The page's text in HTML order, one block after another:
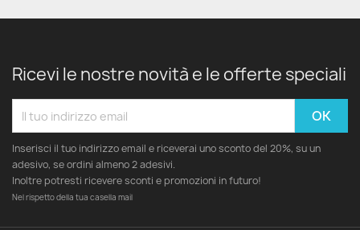
Ricevi le nostre novità e le offerte speciali
Inserisci il tuo indirizzo email e riceverai uno sconto del 20%, su un
adesivo, se ordini almeno 2 adesivi.
Inoltre potresti ricevere sconti e promozioni in futuro!
Nel rispetto della tua casella mail